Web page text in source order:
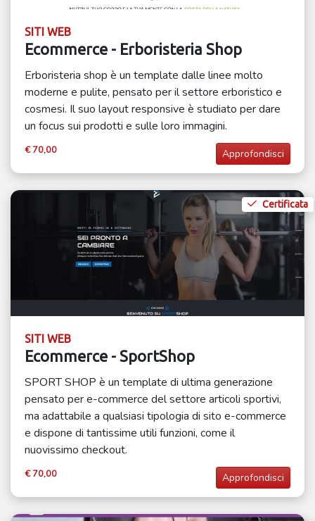
SITI WEB
Ecommerce - Erboristeria Shop
Erboristeria shop è un template dalle linee molto
moderne e pulite, pensato per il settore erboristico e
cosmesi. Il suo layout responsive è studiato per dare
un focus sui prodotti e sulle loro immagini.
€ 70,00 Approfondisci
Certificata
SITI WEB
Ecommerce - SportShop
SPORT SHOP è un template di ultima generazione
pensato per e-commerce del settore articoli sportivi,
ma adattabile a qualsiasi tipologia di sito e-commerce
e dispone di tantissime utili funzioni, come il
nuovissimo checkout.
€ 70,00 Approfondisci